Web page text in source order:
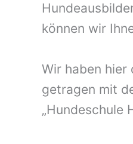
können wir
Wir haben hier
getragen mit
„Hundeschule